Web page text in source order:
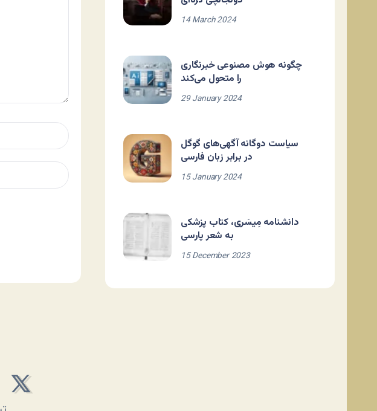
14 March 2024
چگونه هوش مصنوعی خبرنگاری
را متحول می‌کند
29 January 2024
سیاست دوگانه آگهی‌های گوگل
در برابر زبان فارسی
15 January 2024
دانشنامه مِیسَری، کتاب پزشکی
به شعر پارسی
15 December 2023